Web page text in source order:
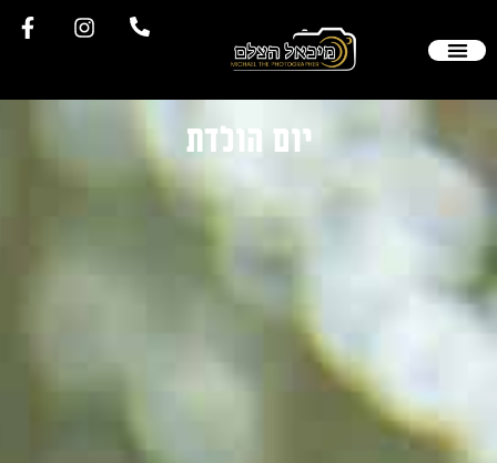
יום הולדת